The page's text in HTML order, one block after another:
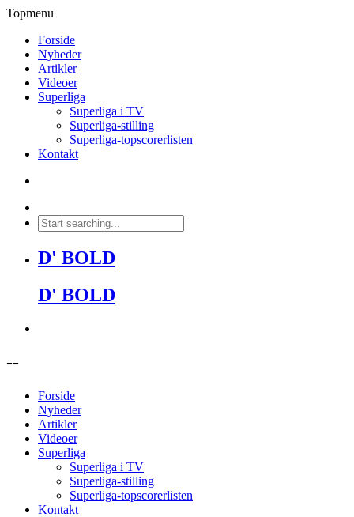
Topmenu
Forside
Nyheder
Artikler
Videoer
Superliga
Superliga i TV
Superliga-stilling
Superliga-topscorerlisten
Kontakt
D' BOLD
D' BOLD
--
Forside
Nyheder
Artikler
Videoer
Superliga
Superliga i TV
Superliga-stilling
Superliga-topscorerlisten
Kontakt